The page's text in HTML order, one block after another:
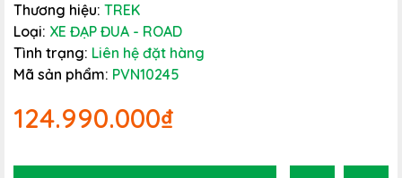
Thương hiệu: TREK
Loại: XE ĐẠP ĐUA - ROAD
Tình trạng: Liên hệ đặt hàng
Mã sản phẩm: PVN10245
124.990.000₫